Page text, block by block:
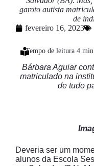
garoto autista
de
fevereiro 16, 2023
Bárbara Aguiar
matriculado na
de tudo
Deveria ser um
alunos da Escola